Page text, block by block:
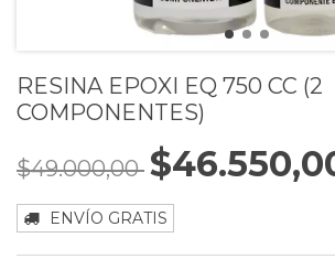
RESINA EPOXI EQ 750 CC (2
COMPONENTES)
$49.000,00
ENVÍO GRATIS